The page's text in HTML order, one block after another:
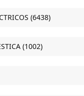
(6438)
(1002)